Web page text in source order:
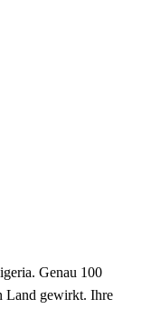
Genau 100
Land gewirkt. Ihre